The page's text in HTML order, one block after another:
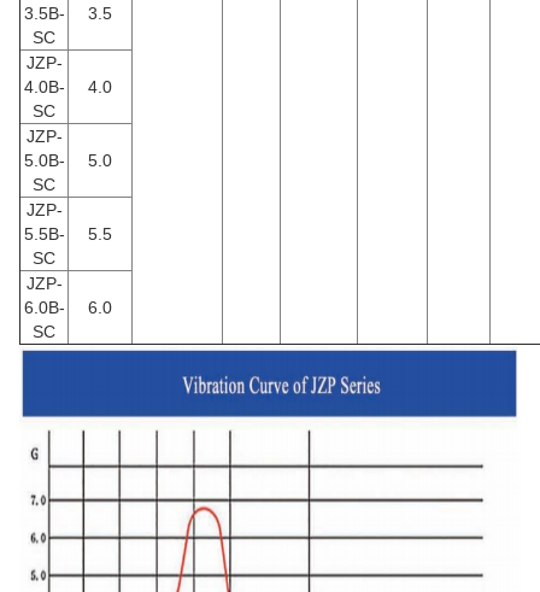
3.5B-
SC
3.5
JZP-
4.0B-
SC
4.0
JZP-
5.0B-
SC
5.0
JZP-
5.5B-
SC
5.5
JZP-
6.0B-
SC
6.0